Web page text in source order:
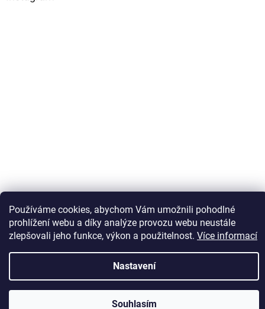
Používáme cookies, abychom Vám umožnili pohodlné
prohlížení webu a díky analýze provozu webu neustále
zlepšovali jeho funkce, výkon a použitelnost. Více informací
Nastavení
Souhlasím
Sledovat na Instagramu
Copyright 2026Kaps comm. Všechna práva vyhrazena.